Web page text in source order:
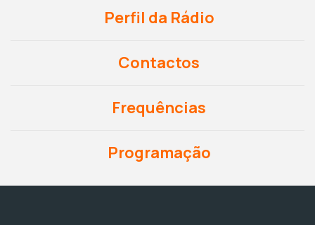
Perfil da Rádio
Contactos
Frequências
Programação